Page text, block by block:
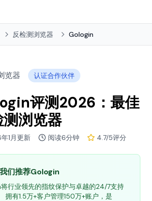
反检测浏览器 Gologin
览器 认证合作伙伴
评测2026：最佳
测浏览器
1月更新 阅读6分钟 4.7/5评分
们推荐Gologin
行业领先的指纹保护与卓越的24/7支持
拥有1.5万+客户管理150万+账户，是